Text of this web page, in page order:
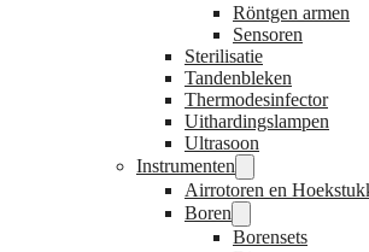
Röntgen armen
Sensoren
Sterilisatie
Tandenbleken
Thermodesinfector
Uithardingslampen
Ultrasoon
Instrumenten
Airrotoren en
Boren
Borensets